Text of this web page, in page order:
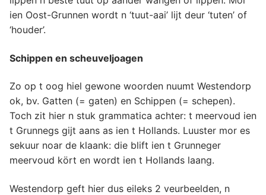
ien Oost-Grunnen wordt n ‘tuut-aai’ lijt deur ‘tuten’ of
‘houder’.
Schippen en scheuveljoagen
Zo op t oog hiel gewone woorden nuumt Westendorp
ok, bv. Gatten (= gaten) en Schippen (= schepen).
Toch zit hier n stuk grammatica achter: t meervoud ien
t Grunnegs gijt aans as ien t Hollands. Luuster mor es
sekuur noar de klaank: die blift ien t Grunneger
meervoud kört en wordt ien t Hollands laang.
Westendorp geft hier dus eileks 2 veurbeelden, n